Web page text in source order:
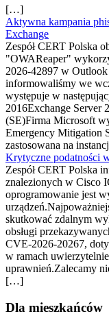
[…]
Aktywna kampania
Exchange
Zespół CERT Polska
"OWAReaper"
2026-42897 w
informowaliśmy we
występuje w
2016Exchange Server
(SE)Firma Microsoft
Emergency Mitigation
zastosowana na
Krytyczne podatności
Zespół CERT Polska
znalezionych w Cisco
oprogramowanie jest
skutkować zdalnym
obsługi
CVE-2026-20267,
w ramach
uprawnień.Zalecamy
[…]
Dla mieszkańców